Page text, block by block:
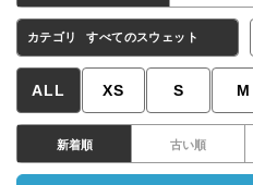
カテゴリ すべてのスウェット
ALL XS S M
新着順 古い順